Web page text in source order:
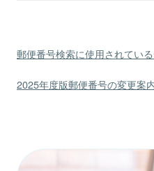
郵便番号検索に使用されてい
2025年度版郵便番号の変更案